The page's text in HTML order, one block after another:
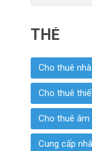
THẺ
Cho thuê
Cho thuê
Cho thuê
Cung cấp